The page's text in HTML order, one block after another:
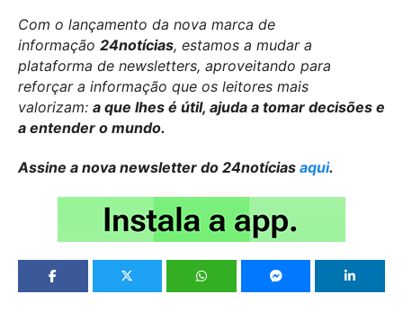
Com o lançamento da nova marca de
informação 24notícias, estamos a mudar a
plataforma de newsletters, aproveitando para
reforçar a informação que os leitores mais
valorizam: a que lhes é útil, ajuda a tomar decisões e
a entender o mundo.
Assine a nova newsletter do 24notícias aqui.